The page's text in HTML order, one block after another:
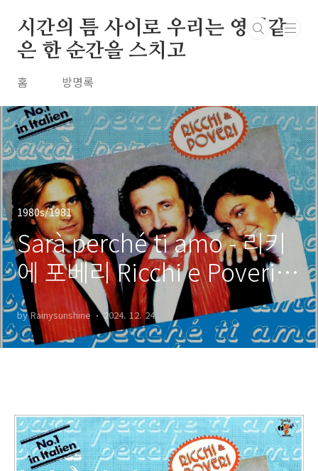
시간의 틈 사이로 우리는 영원같
은 한 순간을 스치고
홈 방명록
1980s/1981
Sarà perché ti amo - 리키
에 포베리 Ricchi e Poveri /
1981
by Rainysunshine 2024. 12. 24.